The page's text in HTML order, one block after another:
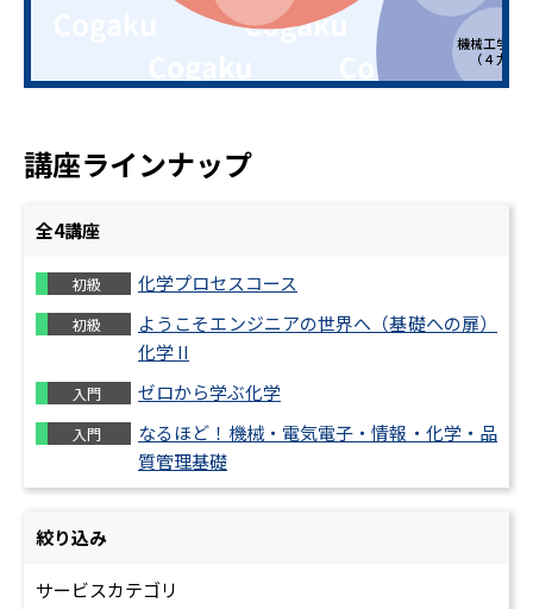
機械工学基
（４力）
講座ラインナップ
全4講座
初級 化学プロセスコース
初級
ようこそエンジニアの世界へ（基礎への扉）
化学 II
入門 ゼロから学ぶ化学
入門
なるほど！機械・電気電子・情報・化学・品
質管理基礎
絞り込み
サービスカテゴリ